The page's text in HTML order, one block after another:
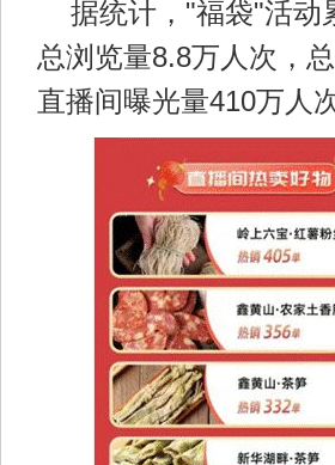
据统计，"福袋"活动
总浏览量8.8万人次，
直播间曝光量410万人